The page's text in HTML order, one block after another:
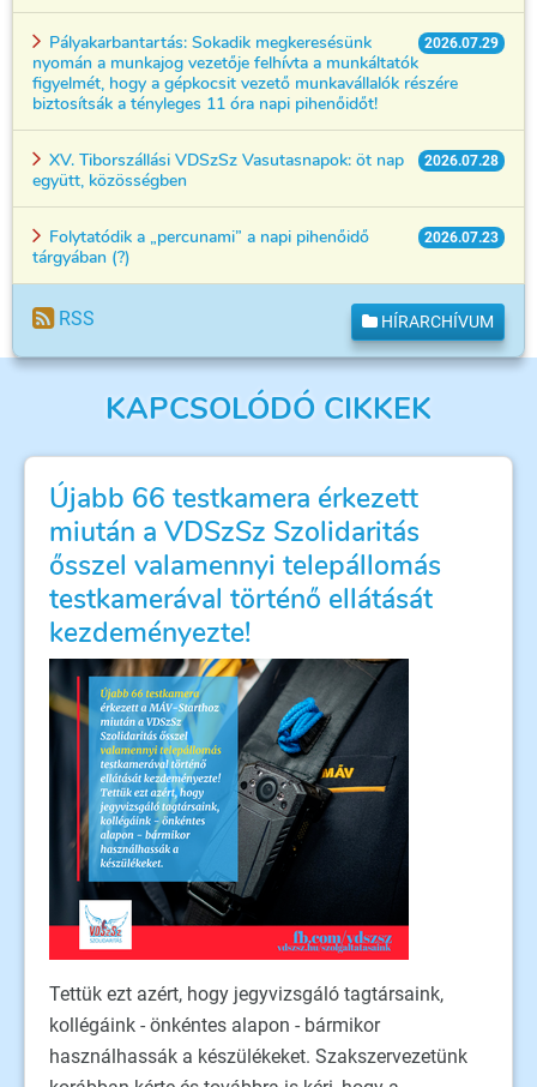
2026.07.29
Pályakarbantartás: Sokadik megkeresésünk
nyomán a munkajog vezetője felhívta a munkáltatók
figyelmét, hogy a gépkocsit vezető munkavállalók részére
biztosítsák a tényleges 11 óra napi pihenőidőt!
2026.07.28
XV. Tiborszállási VDSzSz Vasutasnapok: öt nap
együtt, közösségben
2026.07.23
Folytatódik a „percunami” a napi pihenőidő
tárgyában (?)
RSS HÍRARCHÍVUM
KAPCSOLÓDÓ CIKKEK
Újabb 66 testkamera érkezett
miután a VDSzSz Szolidaritás
ősszel valamennyi telepállomás
testkamerával történő ellátását
kezdeményezte!
Tettük ezt azért, hogy jegyvizsgáló tagtársaink,
kollégáink - önkéntes alapon - bármikor
használhassák a készülékeket. Szakszervezetünk